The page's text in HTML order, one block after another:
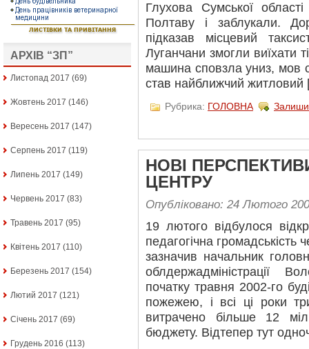
АРХІВ “ЗП”
Листопад 2017 (69)
Жовтень 2017 (146)
Вересень 2017 (147)
Серпень 2017 (119)
Липень 2017 (149)
Червень 2017 (83)
Травень 2017 (95)
Квітень 2017 (110)
Березень 2017 (154)
Лютий 2017 (121)
Січень 2017 (69)
Грудень 2016 (113)
Глухова Сумської
Полтаву і заблукали.
підказав місцевий
Луганчани змогли виїхати
машина сповзла униз, мов
став найближчий
Рубрика: ГОЛОВНА
НОВІ
ЦЕНТРУ
Опубліковано: 24 Лютого
19 лютого відбулося
педагогічна громадськість
зазначив начальник
облдержадміністрації
початку травня 2002-го
пожежею, і всі ці роки
витрачено більше 12
бюджету. Відтепер тут